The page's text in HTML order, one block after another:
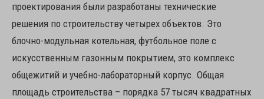
проектирования были разработаны технические
решения по строительству четырех объектов. Это
блочно-модульная котельная, футбольное поле с
искусственным газонным покрытием, это комплекс
общежитий и учебно-лабораторный корпус. Общая
площадь строительства – порядка 57 тысяч квадратных